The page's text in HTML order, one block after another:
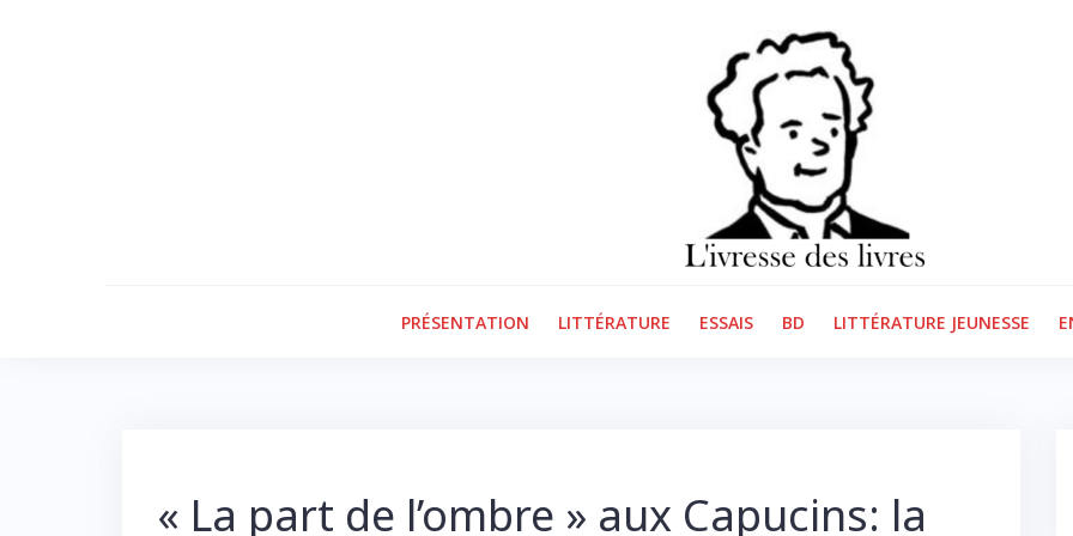
PRÉSENTATION LITTÉRATURE ESSAIS BD LITTÉRATURE JEUNESSE
« La part de l’ombre » aux Capucins: la